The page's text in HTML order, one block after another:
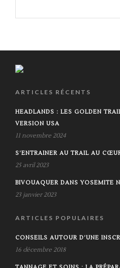
ARTICLES RÉCENTS
HEADLANDS : LES GOLDEN
VERSION USA
11 novembre 2024
S’ENTRAINER AU TRAIL AU
25 avril 2023
BIVOUAQUER DANS YOSEMITE
23 janvier 2023
ARTICLES POPULAIRES
CONSEILS AUTOUR D’UNE
16 décembre 2018